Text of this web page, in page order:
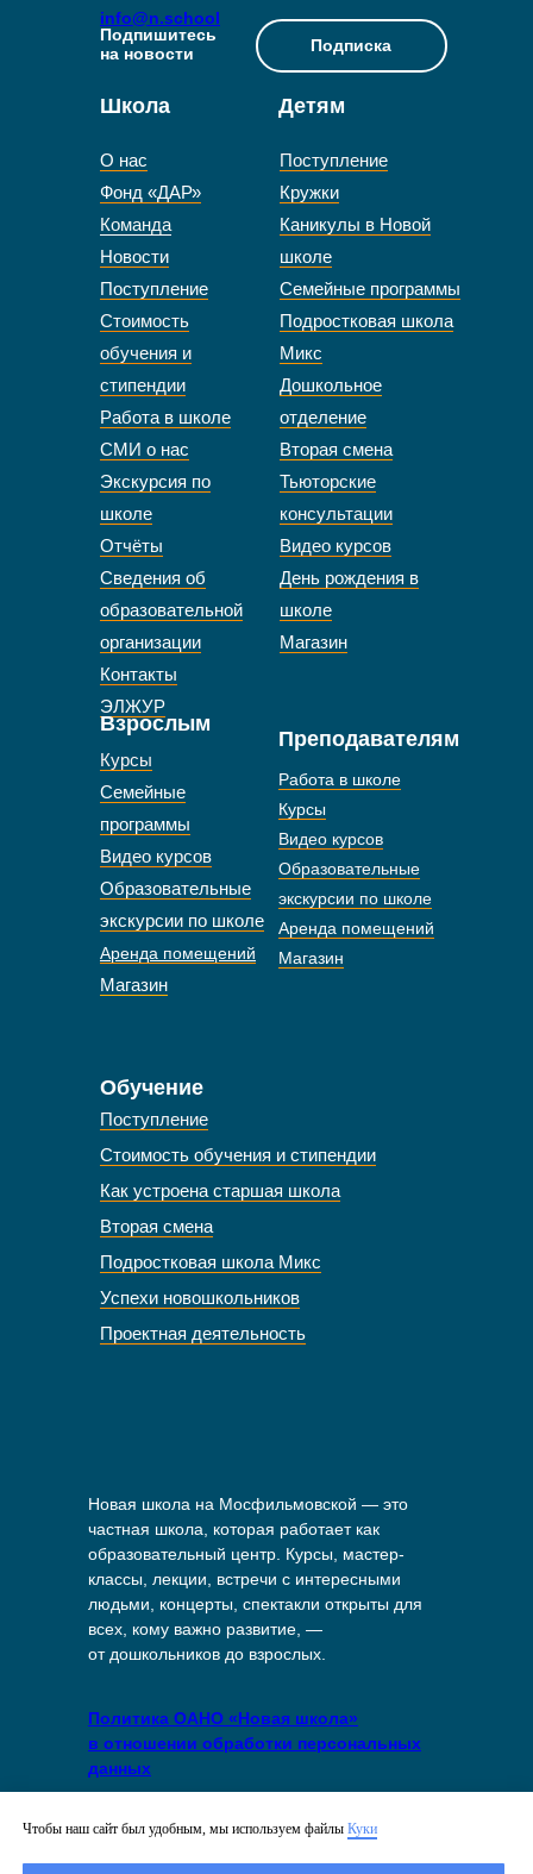
Школа Детям
О нас
Фонд «ДАР»
Команда
Новости
Поступление
Стоимость
обучения и
стипендии
Работа в школе
СМИ о нас
Экскурсия по
школе
Отчёты
Сведения об
образовательной
организации
Контакты
ЭЛЖУР
Поступление
Кружки
Каникулы в Новой
школе
Семейные программы
Подростковая школа
Микс
Дошкольное
отделение
Вторая смена
Тьюторские
консультации
Видео курсов
День рождения в
школе
Магазин
Взрослым
Подписка
Подпишитесь
на новости
Новая школа на Мосфильмовской — это
частная школа, которая работает как
образовательный центр. Курсы, мастер-
классы, лекции, встречи с интересными
людьми, концерты, спектакли открыты для
всех, кому важно развитие, —
от дошкольников до взрослых.
Обучение
Курсы
Семейные
программы
Видео курсов
Образовательные
экскурсии по школе
Аренда помещений
Магазин
Преподавателям
Работа в школе
Курсы
Видео курсов
Образовательные
экскурсии по школе
Аренда помещений
Магазин
Поступление
Стоимость обучения и стипендии
Как устроена старшая школа
Вторая смена
Подростковая школа Микс
Успехи новошкольников
Проектная деятельность
info@n.school
Политика ОАНО «Новая школа»
в отношении обработки персональных
данных
на сайте
Чтобы наш сайт был удобным, мы используем файлы Куки